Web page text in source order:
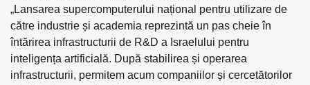
„Lansarea supercomputerului național pentru utilizare de
către industrie și academia reprezintă un pas cheie în
întărirea infrastructurii de R&D a Israelului pentru
inteligența artificială. După stabilirea și operarea
infrastructurii, permitem acum companiilor și cercetătorilor